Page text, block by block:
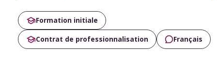
Formation initiale
Contrat de professionnalisation Français